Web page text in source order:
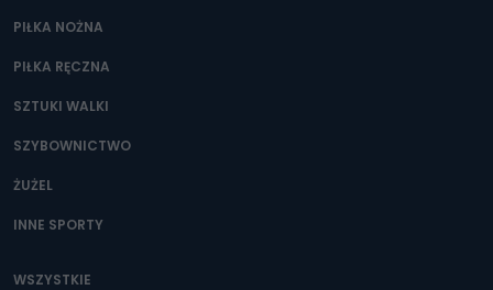
PIŁKA NOŻNA
PIŁKA RĘCZNA
SZTUKI WALKI
SZYBOWNICTWO
ŻUŻEL
INNE SPORTY
WSZYSTKIE